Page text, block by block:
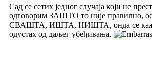
Сад се сетих једног случаја који не
одговорим ЗАШТО то није правилно,
СВАШТА, ИШТА, НИШТА, онда се каже
одустах од даљег убеђивања.